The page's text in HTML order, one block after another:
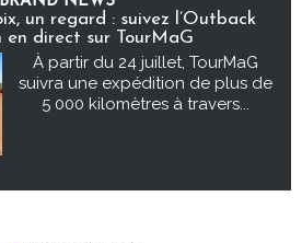
un regard : suivez l’Outback
en direct sur TourMaG
À partir du 24 juillet, TourMaG
suivra une expédition de plus de
5 000 kilomètres à travers...